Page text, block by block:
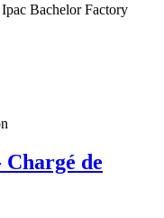
Ipac Bachelor Factory
de